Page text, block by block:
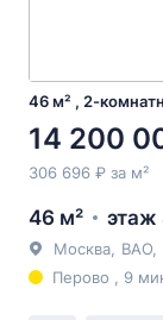
46 м² , 2-
14 200
306 696 ₽ за м²
46 м² этаж
Москва ВАО
Перово , 9